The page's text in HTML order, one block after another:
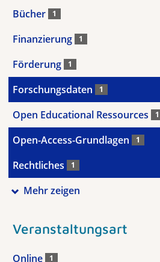
Bücher 1
Finanzierung 1
Förderung 1
Forschungsdaten 1
Open Educational Ressources 1
Open-Access-Grundlagen 1
Rechtliches 1
Mehr zeigen
Veranstaltungsart
Online 1